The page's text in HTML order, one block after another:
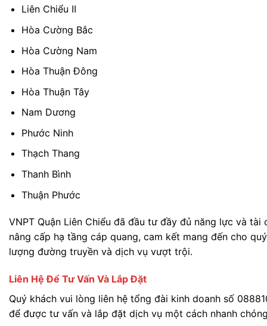
Liên Chiểu II
Hòa Cường Bắc
Hòa Cường Nam
Hòa Thuận Đông
Hòa Thuận Tây
Nam Dương
Phước Ninh
Thạch Thang
Thanh Bình
Thuận Phước
VNPT Quận Liên Chiểu đã đầu tư đầy đủ năng lực và tài
nâng cấp hạ tầng cáp quang, cam kết mang đến cho
lượng đường truyền và dịch vụ vượt trội.
Liên Hệ Để Tư Vấn Và Lắp Đặt
Quý khách vui lòng liên hệ tổng đài kinh doanh số
để được tư vấn và lắp đặt dịch vụ một cách nhanh